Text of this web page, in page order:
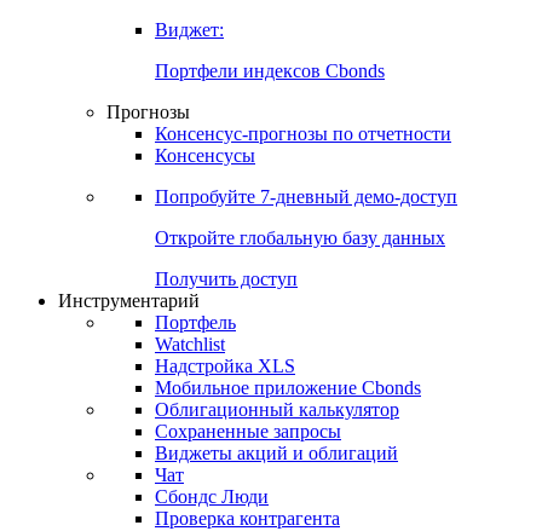
Виджет:
Портфели индексов Cbonds
Прогнозы
Консенсус-прогнозы по отчетности
Консенсусы
Попробуйте 7-дневный демо-доступ
Откройте глобальную базу данных
Получить доступ
Инструментарий
Портфель
Watchlist
Надстройка XLS
Мобильное приложение Cbonds
Облигационный калькулятор
Сохраненные запросы
Виджеты акций и облигаций
Чат
Сбондс Люди
Проверка контрагента